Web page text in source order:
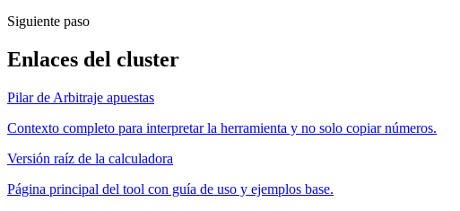
Siguiente paso
Enlaces del cluster
Pilar de Arbitraje apuestas
Contexto completo para interpretar la herramienta y no solo copiar números.
Versión raíz de la calculadora
Página principal del tool con guía de uso y ejemplos base.